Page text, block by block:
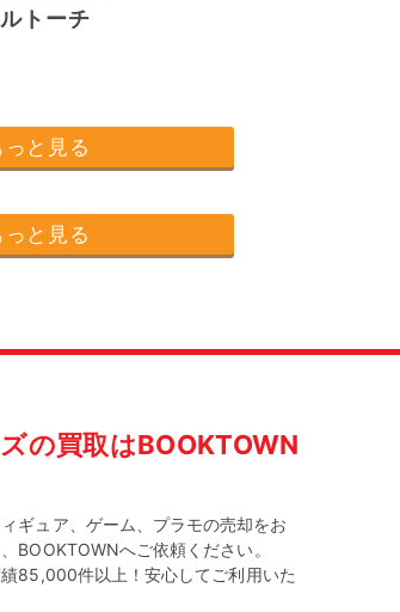
トーチ
と見る
と見る
の買取はBOOKTOWN
ィギュア、ゲーム、プラモの売却をお
BOOKTOWNへご依頼ください。
85,000件以上！安心してご利用いた